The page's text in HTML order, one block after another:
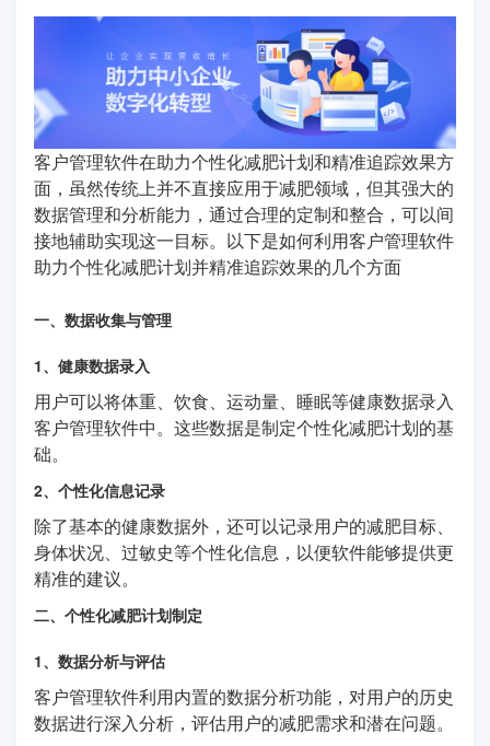
客户管理软件在助力个性化减肥计划和精准追踪效果方
面，虽然传统上并不直接应用于减肥领域，但其强大的
数据管理和分析能力，通过合理的定制和整合，可以间
接地辅助实现这一目标。以下是如何利用客户管理软件
助力个性化减肥计划并精准追踪效果的几个方面
一、数据收集与管理
1、健康数据录入
用户可以将体重、饮食、运动量、睡眠等健康数据录入
客户管理软件中。这些数据是制定个性化减肥计划的基
础。
2、个性化信息记录
除了基本的健康数据外，还可以记录用户的减肥目标、
身体状况、过敏史等个性化信息，以便软件能够提供更
精准的建议。
二、个性化减肥计划制定
1、数据分析与评估
客户管理软件利用内置的数据分析功能，对用户的历史
数据进行深入分析，评估用户的减肥需求和潜在问题。